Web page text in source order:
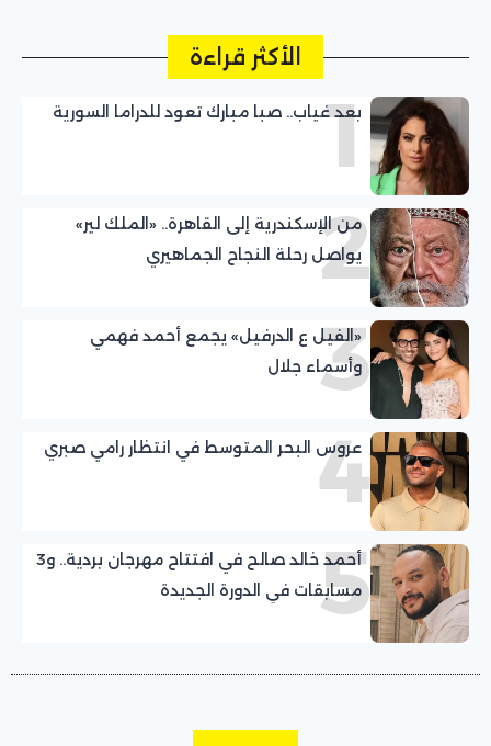
الأكثر قراءة
1
بعد غياب.. صبا مبارك تعود للدراما السورية
2
من الإسكندرية إلى القاهرة.. «الملك لير»
يواصل رحلة النجاح الجماهيري
3
«الفيل ع الدرفيل» يجمع أحمد فهمي
وأسماء جلال
4
عروس البحر المتوسط في انتظار رامي صبري
5
أحمد خالد صالح في افتتاح مهرجان بردية.. و3
مسابقات في الدورة الجديدة